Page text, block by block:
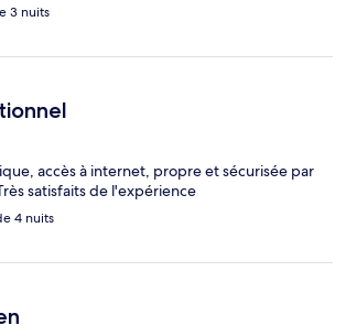
3 nuits
accès à internet, propre et sécurisée par
satisfaits de l'expérience
4 nuits